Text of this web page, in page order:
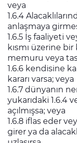
veya
1.6.4
anlaşmaya
1.6.5 İş faaliyeti
kısmı üzerine
memuru veya
1.6.6 kendisine
kararı varsa; veya
1.6.7 dünyanın
yukarıdaki 1.6.4
açılmışsa; veya
1.6.8 iflas eder
girer ya da